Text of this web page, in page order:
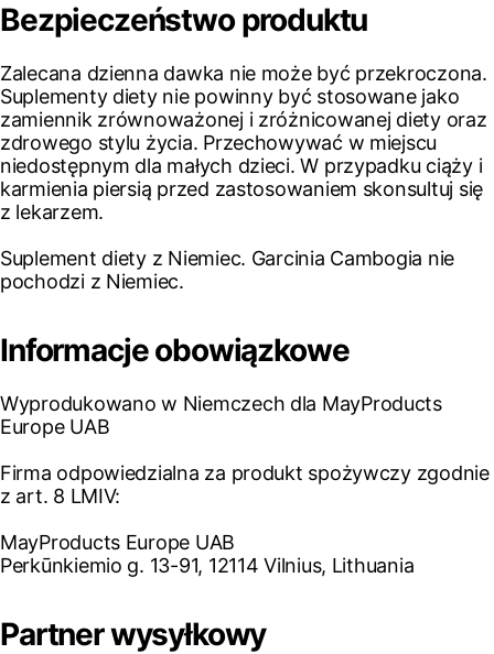
Bezpieczeństwo produktu
Zalecana dzienna dawka nie może być przekroczona.
Suplementy diety nie powinny być stosowane jako
zamiennik zrównoważonej i zróżnicowanej diety oraz
zdrowego stylu życia. Przechowywać w miejscu
niedostępnym dla małych dzieci. W przypadku ciąży i
karmienia piersią przed zastosowaniem skonsultuj się
z lekarzem.
Suplement diety z Niemiec. Garcinia Cambogia nie
pochodzi z Niemiec.
Informacje obowiązkowe
Wyprodukowano w Niemczech dla MayProducts
Europe UAB
Firma odpowiedzialna za produkt spożywczy zgodnie
z art. 8 LMIV:
MayProducts Europe UAB
Perkūnkiemio g. 13-91, 12114 Vilnius, Lithuania
Partner wysyłkowy